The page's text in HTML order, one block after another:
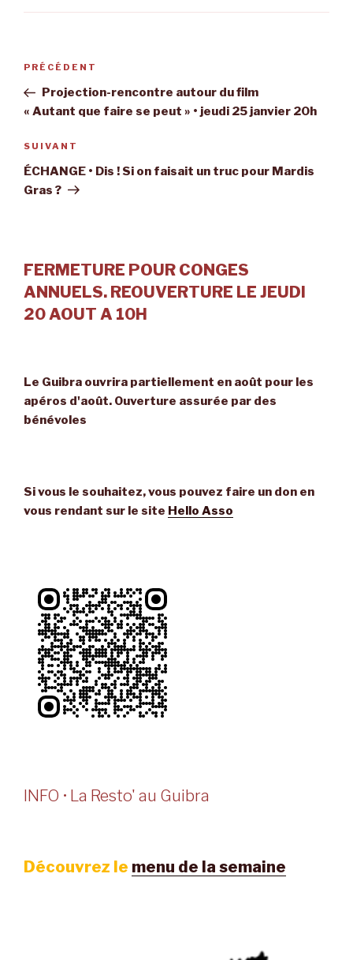
Navigation
l’article
Article
précédent
PRÉCÉDENT
Projection-rencontre autour du film
« Autant que faire se peut » • jeudi 25 janvier 20h
Article
suivant
SUIVANT
ÉCHANGE • Dis ! Si on faisait un truc pour Mardis
Gras ?
FERMETURE POUR CONGES
ANNUELS. REOUVERTURE LE JEUDI
20 AOUT A 10H
Le Guibra ouvrira partiellement en août pour les
apéros d'août. Ouverture assurée par des
bénévoles
Si vous le souhaitez, vous pouvez faire un don en
vous rendant sur le site Hello Asso
INFO • La Resto' au Guibra
Découvrez le menu de la semaine